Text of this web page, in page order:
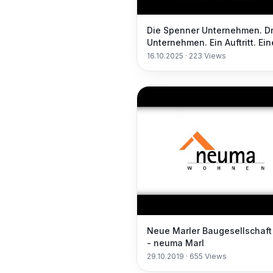
Die Spenner Unternehmen.
Unternehmen. Ein Auftritt.
Gruppe.
16.10.2025 · 223 Views
Neue Marler Baugesellschaft
- neuma Marl
29.10.2019 · 655 Views